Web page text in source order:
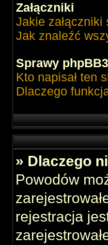
Załączniki
Jakie
Jak znaleźć
Sprawy phpBB3
Kto napisał ten
Dlaczego
» Dlaczego
Powodów
rejestracja